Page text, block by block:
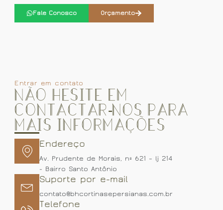
Fale Conosco Orçamento
Entrar em contato
Não hesite em
contactar-nos para
mais informações
Endereço
Av. Prudente de Morais, nº 621 – lj 214
- Bairro Santo Antônio
Suporte por e-mail
contato@bhcortinasepersianas.com.br
Telefone